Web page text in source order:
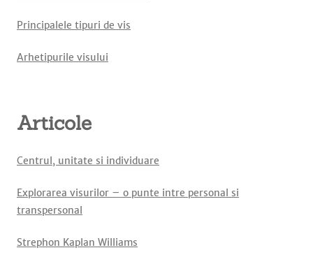
Principalele tipuri de vis
Arhetipurile visului
Articole
Centrul, unitate si individuare
Explorarea visurilor – o punte intre personal si
transpersonal
Strephon Kaplan Williams